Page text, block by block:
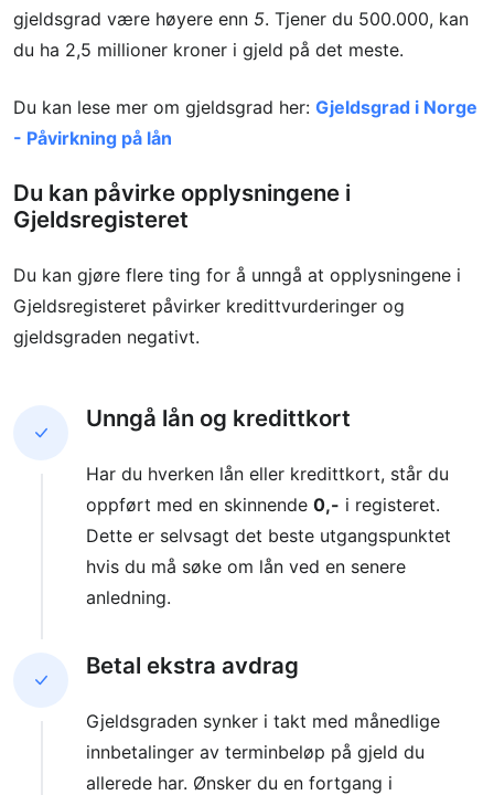
gjeldsgrad være høyere enn 5. Tjener du 500.000, kan
du ha 2,5 millioner kroner i gjeld på det meste.
Du kan lese mer om gjeldsgrad her: Gjeldsgrad i Norge
- Påvirkning på lån
Du kan påvirke opplysningene i
Gjeldsregisteret
Du kan gjøre flere ting for å unngå at opplysningene i
Gjeldsregisteret påvirker kredittvurderinger og
gjeldsgraden negativt.
Unngå lån og kredittkort
Har du hverken lån eller kredittkort, står du
oppført med en skinnende 0,- i registeret.
Dette er selvsagt det beste utgangspunktet
hvis du må søke om lån ved en senere
anledning.
Betal ekstra avdrag
Gjeldsgraden synker i takt med månedlige
innbetalinger av terminbeløp på gjeld du
allerede har. Ønsker du en fortgang i